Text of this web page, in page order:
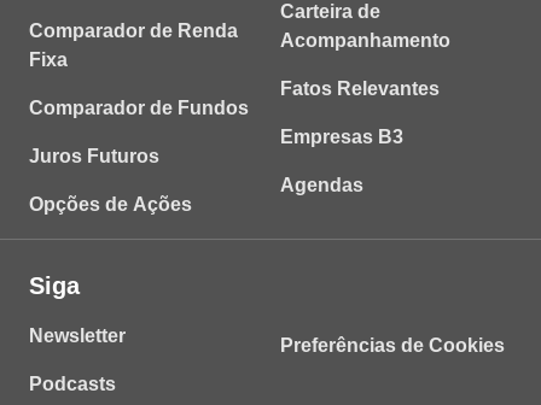
Comparador de Renda
Fixa
Comparador de Fundos
Juros Futuros
Opções de Ações
Carteira de
Acompanhamento
Fatos Relevantes
Empresas B3
Agendas
Siga
Newsletter
Podcasts
Preferências de Cookies